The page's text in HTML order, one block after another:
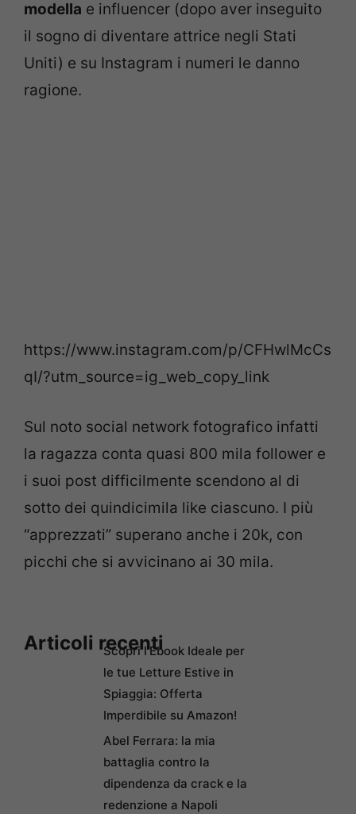
modella e influencer (dopo aver inseguito
il sogno di diventare attrice negli Stati
Uniti) e su Instagram i numeri le danno
ragione.
https://www.instagram.com/p/CFHwlMcCs
qI/?utm_source=ig_web_copy_link
Sul noto social network fotografico infatti
la ragazza conta quasi 800 mila follower e
i suoi post difficilmente scendono al di
sotto dei quindicimila like ciascuno. I più
“apprezzati” superano anche i 20k, con
picchi che si avvicinano ai 30 mila.
Articoli recentiScopri l’Ebook Ideale per
le tue Letture Estive in
Spiaggia: Offerta
Imperdibile su Amazon!
Abel Ferrara: la mia
battaglia contro la
dipendenza da crack e la
redenzione a Napoli